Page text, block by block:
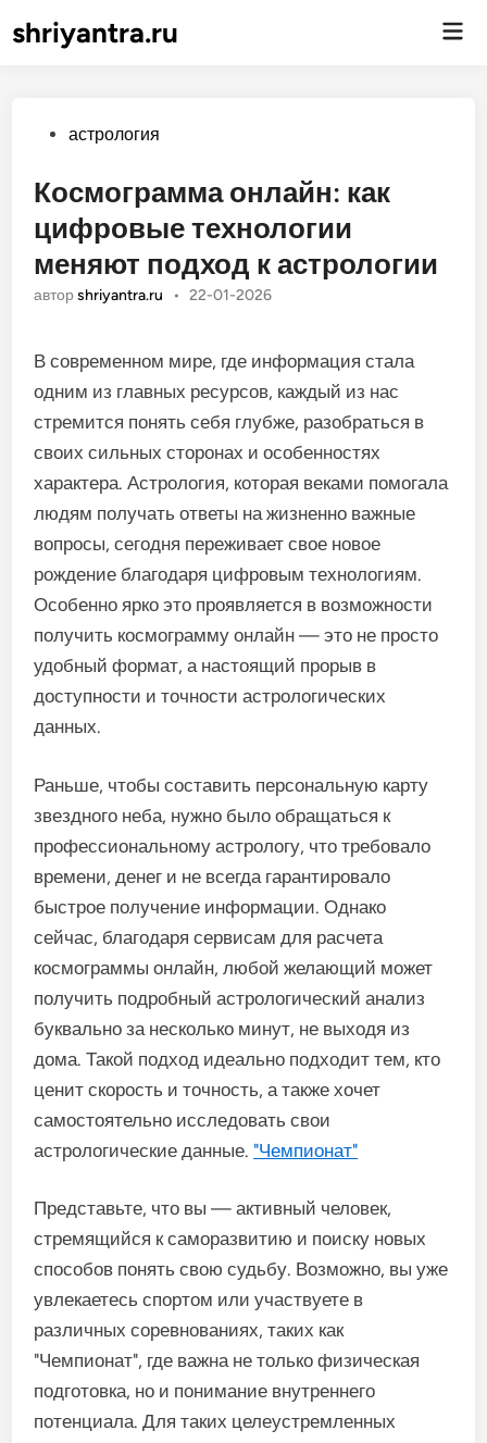
shriyantra.ru
Опубликовано
астрология
Космограмма онлайн: как
цифровые технологии
меняют подход к астрологии
авторshriyantra.ru • 22-01-2026
В современном мире, где информация стала
одним из главных ресурсов, каждый из нас
стремится понять себя глубже, разобраться в
своих сильных сторонах и особенностях
характера. Астрология, которая веками помогала
людям получать ответы на жизненно важные
вопросы, сегодня переживает свое новое
рождение благодаря цифровым технологиям.
Особенно ярко это проявляется в возможности
получить космограмму онлайн — это не просто
удобный формат, а настоящий прорыв в
доступности и точности астрологических
данных.
Раньше, чтобы составить персональную карту
звездного неба, нужно было обращаться к
профессиональному астрологу, что требовало
времени, денег и не всегда гарантировало
быстрое получение информации. Однако
сейчас, благодаря сервисам для расчета
космограммы онлайн, любой желающий может
получить подробный астрологический анализ
буквально за несколько минут, не выходя из
дома. Такой подход идеально подходит тем, кто
ценит скорость и точность, а также хочет
самостоятельно исследовать свои
астрологические данные. "Чемпионат"
Представьте, что вы — активный человек,
стремящийся к саморазвитию и поиску новых
способов понять свою судьбу. Возможно, вы уже
увлекаетесь спортом или участвуете в
различных соревнованиях, таких как
"Чемпионат", где важна не только физическая
подготовка, но и понимание внутреннего
потенциала. Для таких целеустремленных